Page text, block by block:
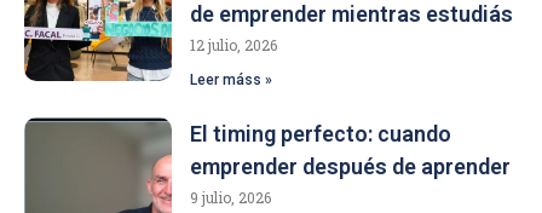
de emprender mientras estudiás
12 julio, 2026
Leer máss »
El timing perfecto: cuando
emprender después de aprender
9 julio, 2026